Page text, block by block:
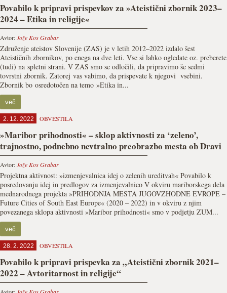
Povabilo k pripravi prispevkov za »Ateistični zbornik 2023–
2024 – Etika in religije«
Avtor:Jože Kos Grabar
Združenje ateistov Slovenije (ZAS) je v letih 2012–2022 izdalo šest
Ateističnih zbornikov, po enega na dve leti. Vse si lahko ogledate oz. preberete
(tudi) na spletni strani. V ZAS smo se odločili, da pripravimo še sedmi
tovrstni zbornik. Zatorej vas vabimo, da prispevate k njegovi vsebini.
Zbornik bo osredotočen na temo »Etika in...
več
2. 12. 2022 OBVESTILA
»Maribor prihodnosti« – sklop aktivnosti za ‘zeleno’,
trajnostno, podnebno nevtralno preobrazbo mesta ob Dravi
Avtor:Jože Kos Grabar
Projektna aktivnost: »izmenjevalnica idej o zelenih ureditvah« Povabilo k
posredovanju idej in predlogov za izmenjevalnico V okviru mariborskega dela
mednarodnega projekta »PRIHODNJA MESTA JUGOVZHODNE EVROPE –
Future Cities of South East Europe« (2020 – 2022) in v okviru z njim
povezanega sklopa aktivnosti »Maribor prihodnosti« smo v podjetju ZUM...
več
28. 2. 2022 OBVESTILA
Povabilo k pripravi prispevka za „Ateistični zbornik 2021–
2022 – Avtoritarnost in religije“